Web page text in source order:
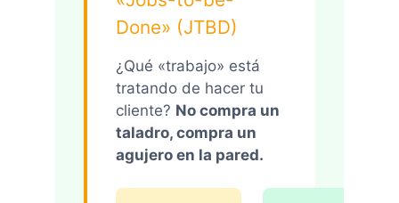
Done» (JTBD)
¿Qué «trabajo» está
tratando de hacer tu
cliente? No compra un
taladro, compra un
agujero en la pared.